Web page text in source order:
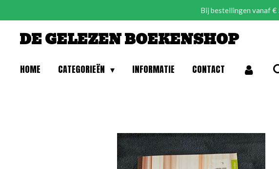
Bij bestellingen vanaf €
DE GELEZEN BOEKENSHOP
HOME CATEGORIEËN INFORMATIE CONTACT